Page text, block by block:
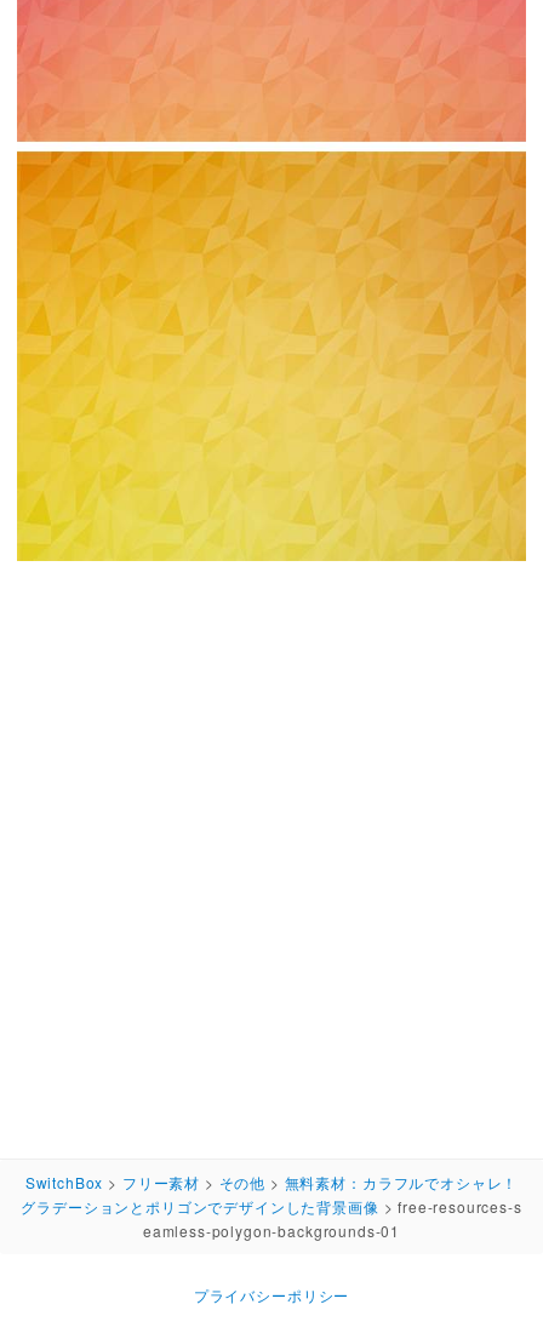
SwitchBox > フリー素材 > その他 > 無料素材：カラフルでオシャレ！
グラデーションとポリゴンでデザインした背景画像 >free-resources-s
eamless-polygon-backgrounds-01
プライバシーポリシー